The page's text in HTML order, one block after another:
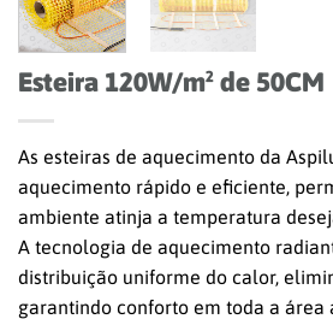
Esteira 120W/m² de 50CM
As esteiras de aquecimento da
aquecimento rápido e eficiente,
ambiente atinja a temperatura
A tecnologia de aquecimento
distribuição uniforme do calor,
garantindo conforto em toda a área